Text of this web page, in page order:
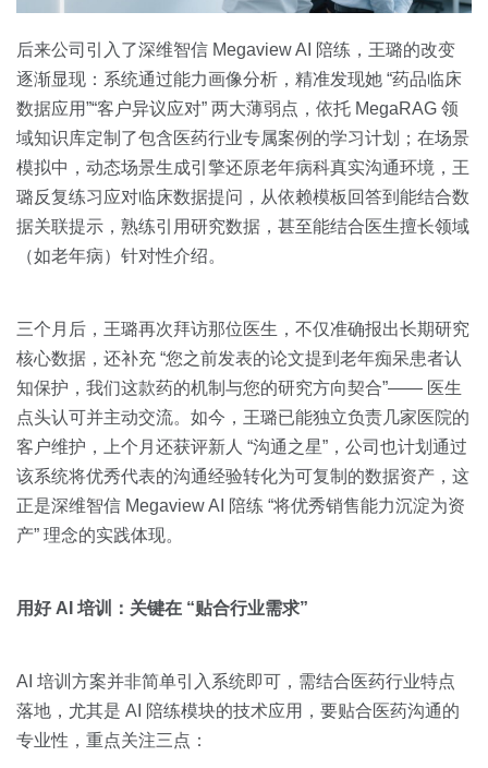
后来公司引入了深维智信 Megaview AI 陪练，王璐的改变
逐渐显现：系统通过能力画像分析，精准发现她 “药品临床
数据应用”“客户异议应对” 两大薄弱点，依托 MegaRAG 领
域知识库定制了包含医药行业专属案例的学习计划；在场景
模拟中，动态场景生成引擎还原老年病科真实沟通环境，王
璐反复练习应对临床数据提问，从依赖模板回答到能结合数
据关联提示，熟练引用研究数据，甚至能结合医生擅长领域
（如老年病）针对性介绍。
三个月后，王璐再次拜访那位医生，不仅准确报出长期研究
核心数据，还补充 “您之前发表的论文提到老年痴呆患者认
知保护，我们这款药的机制与您的研究方向契合”—— 医生
点头认可并主动交流。如今，王璐已能独立负责几家医院的
客户维护，上个月还获评新人 “沟通之星”，公司也计划通过
该系统将优秀代表的沟通经验转化为可复制的数据资产，这
正是深维智信 Megaview AI 陪练 “将优秀销售能力沉淀为资
产” 理念的实践体现。
用好 AI 培训：关键在 “贴合行业需求”
AI 培训方案并非简单引入系统即可，需结合医药行业特点
落地，尤其是 AI 陪练模块的技术应用，要贴合医药沟通的
专业性，重点关注三点：